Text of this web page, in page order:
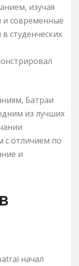
изучая
современные
студенческих
Батраи
из лучших
с отличием по
и
начал